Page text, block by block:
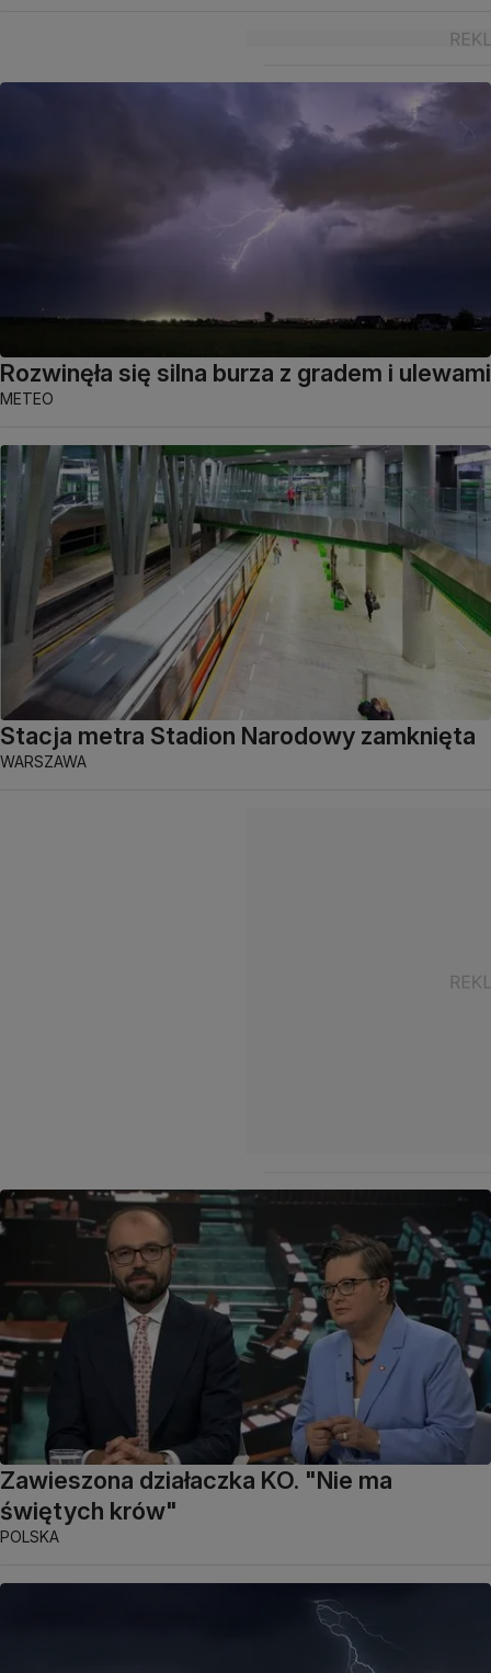
Rozwinęła się silna burza z gradem i ulewami
METEO
Stacja metra Stadion Narodowy zamknięta
WARSZAWA
Zawieszona działaczka KO. "Nie ma
świętych krów"
POLSKA